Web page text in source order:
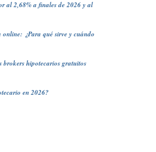
al 2,68% a finales de 2026 y al
¿Para qué sirve y cuándo
brokers hipotecarios gratuitos
en 2026?